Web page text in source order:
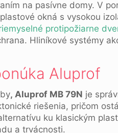
na pasívne domy. V
okná s vysokou
protipožiarne
Hliníkové systémy
Aluprof
, Aluprof MB 79N je
riešenia, pričom
ku klasickým
a trvácnosti.